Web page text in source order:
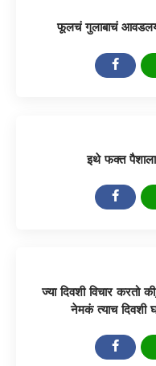
फूलचं गुलाबाचं आवडलय
इथे फक्त
ज्या दिवशी विचार करतो
नेमकं त्याच दिवशी